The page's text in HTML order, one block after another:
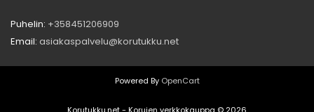
Puhelin: +358451206909
Email: asiakaspalvelu@korutukku.net
Powered By OpenCart